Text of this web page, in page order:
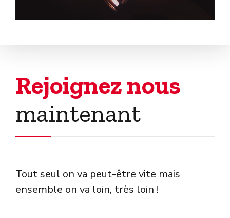
Rejoignez nous
maintenant
Tout seul on va peut-être vite mais
ensemble on va loin, très loin !